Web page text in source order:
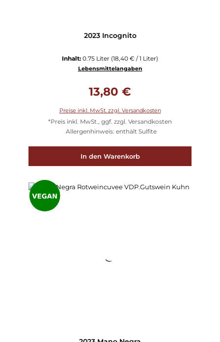
2023 Incognito
Inhalt: 0.75 Liter (18,40 € / 1 Liter)
Lebensmittelangaben
13,80 €
Preise inkl. MwSt. zzgl. Versandkosten
*Preis inkl. MwSt., ggf. zzgl. Versandkosten
Allergenhinweis: enthält Sulfite
In den Warenkorb